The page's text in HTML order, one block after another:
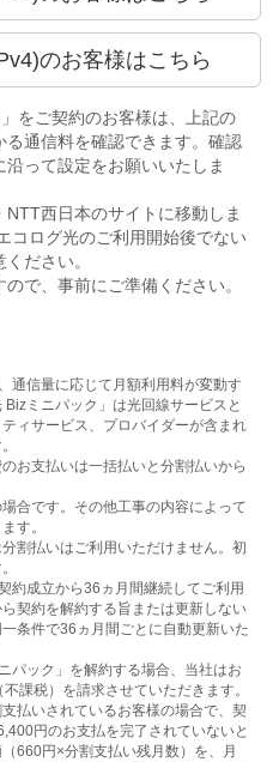
のお客様はこちら
をご契約のお客様は、上記の
る通信料を確認できます。確認
って設定をお願いいたしま
西日本のサイトに移動しま
コログ光のご利用開始後でない
ださい。
で、事前にご準備ください。
通信量に応じて月額利用料が変動す
ミニパック」は光回線サービスと
ィサービス、プロバイダーが含まれ
お支払いは一括払いと分割払いから
合です。その他工事の内容によって
す。
割払いはご利用いただけません。初
約成立から36ヵ月間継続してご利用
契約を解約する旨または更新しない
条件で36ヵ月間ごとに自動更新いた
パック」を解約する場合、当社はお
課税）を請求させていただきます。
払いされているお客様の場合で、契
円のお支払を完了されていないと
660円×分割支払い残月数）を、月